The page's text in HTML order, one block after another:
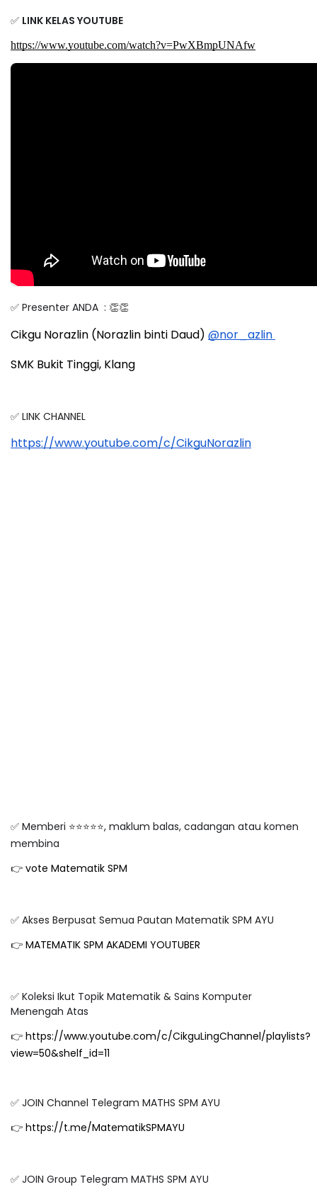
✅ LINK KELAS YOUTUBE
https://www.youtube.com/watch?v=PwXBmpUNAfw
✅ Presenter ANDA : 👏👏
Cikgu Norazlin (Norazlin binti Daud) @nor_azlin
SMK Bukit Tinggi, Klang
✅ LINK CHANNEL
https://www.youtube.com/c/CikguNorazlin
✅ Memberi ⭐️⭐️⭐️⭐️⭐️, maklum balas, cadangan atau komen
membina
👉 vote Matematik SPM
✅ Akses Berpusat Semua Pautan Matematik SPM AYU
👉 MATEMATIK SPM AKADEMI YOUTUBER
✅ Koleksi Ikut Topik Matematik & Sains Komputer
Menengah Atas
👉 https://www.youtube.com/c/CikguLingChannel/playlists?
view=50&shelf_id=11
✅ JOIN Channel Telegram MATHS SPM AYU
👉 https://t.me/MatematikSPMAYU
✅ JOIN Group Telegram MATHS SPM AYU